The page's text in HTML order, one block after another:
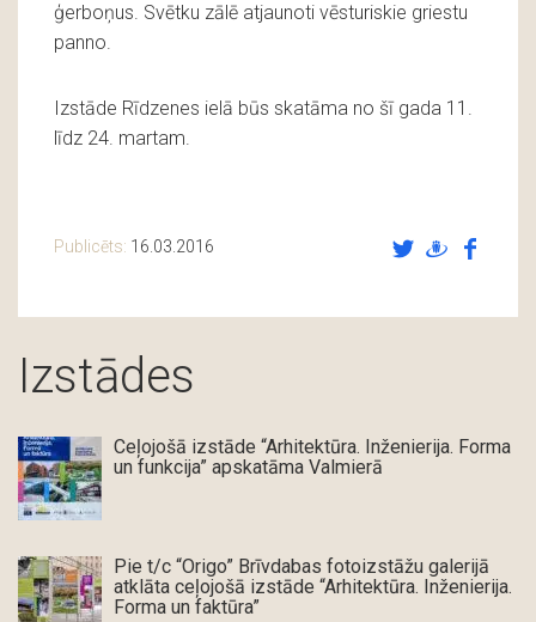
ģerboņus. Svētku zālē atjaunoti vēsturiskie griestu
panno.
Izstāde Rīdzenes ielā būs skatāma no šī gada 11.
līdz 24. martam.
Publicēts: 16.03.2016
Izstādes
Ceļojošā izstāde “Arhitektūra. Inženierija. Forma
un funkcija” apskatāma Valmierā
Pie t/c “Origo” Brīvdabas fotoizstāžu galerijā
atklāta ceļojošā izstāde “Arhitektūra. Inženierija.
Forma un faktūra”